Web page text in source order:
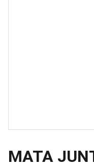
MATA